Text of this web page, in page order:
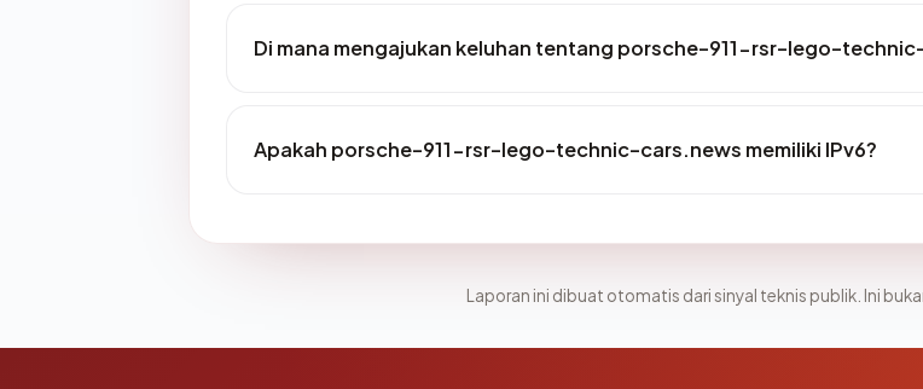
Di mana mengajukan keluhan tentang porsche-911-rsr-lego-
Apakah porsche-911-rsr-lego-technic-cars.news memiliki IPv6?
Laporan ini dibuat otomatis dari sinyal teknis publik. Ini